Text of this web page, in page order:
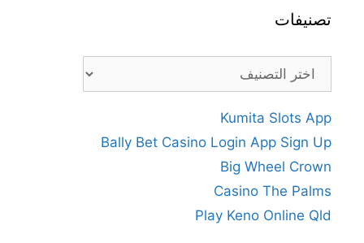
تصنيفات
تصنيفات
Kumita Slots App
Bally Bet Casino Login App Sign Up
Big Wheel Crown
Casino The Palms
Play Keno Online Qld